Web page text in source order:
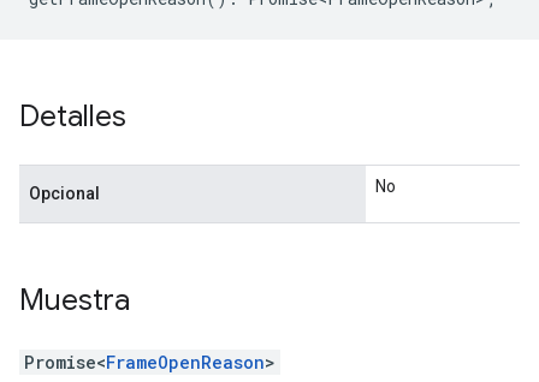
Detalles
Opcional No
Muestra
Promise<FrameOpenReason>